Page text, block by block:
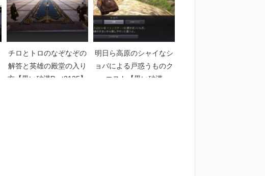
チロとトロのなぞなぞの
解答と英雄の殿堂の入り
方【黒い砂漠Part3135】
明日ら高原のシャイなシ
ョバによる戸惑うものク
エスト【黒い砂漠